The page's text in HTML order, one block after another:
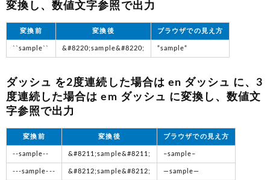
変換し、数値文字参照で出力
変換前 変換後 ブラウザでの見え方
``sample`` &#8220;sample&#8220; “sample“
ダッシュ を2度連続した場合は en ダッシュ に、3
度連続した場合は em ダッシュ に変換し、数値文
字参照で出力
変換前 変換後 ブラウザでの見え方
--sample-- &#8211;sample&#8211; –sample–
---sample--- &#8212;sample&#8212; —sample—